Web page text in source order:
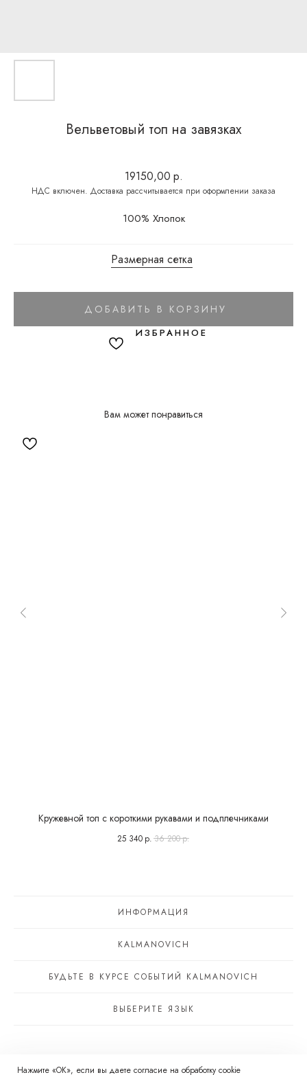
Вельветовый топ на завязках
19150,00 р.
100% Хлопок
Размерная сетка
ДОБАВИТЬ В КОРЗИНУ
Вам может понравиться
Кружевной топ с короткими рукавами и подплечниками
25 340 р. 36 200р.
ИНФОРМАЦИЯ
KALMANOVICH
БУДЬТЕ В КУРСЕ СОБЫТИЙ KALMANOVICH
ВЫБЕРИТЕ ЯЗЫК
© 2026 Kalmanovich RU
Нажмите «ОК», если вы даете согласие на обработку cookie